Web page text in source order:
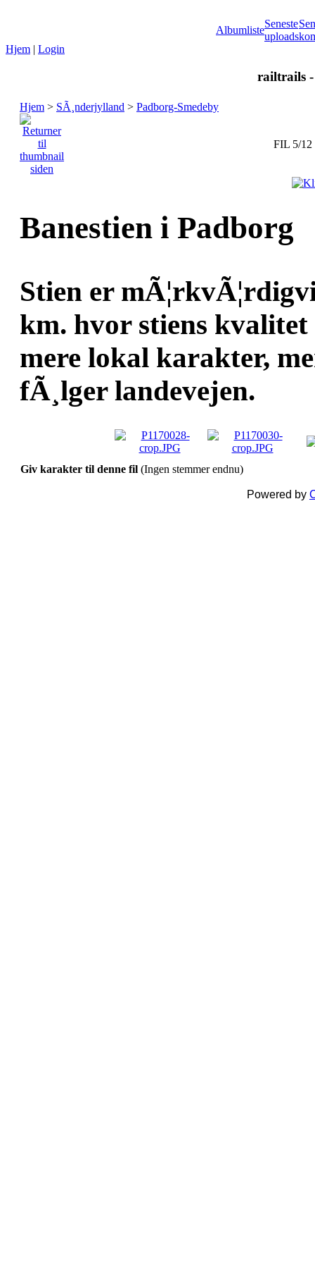
Albumliste
Seneste
uploads
Hjem | Login
railtrails
Hjem > SÃ¸nderjylland > Padborg-Smedeby
FIL 5/12
Banestien i Padborg
Stien er
km. hvor stiens
mere lokal karakter,
fÃ¸lger landevejen.
Giv karakter til denne fil (Ingen stemmer endnu)
Powered by